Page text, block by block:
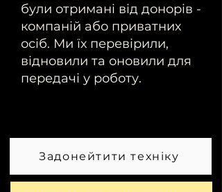
були отримані від донорів -
компаній або приватних
осіб. Ми їх перевірили,
відновили та оновили для
передачі у роботу.
Задонейтити техніку